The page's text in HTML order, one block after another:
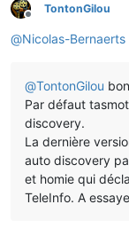
Offline
TontonGilou
@Nicolas-Bernaerts
@TontonGilou
Par défaut
discovery.
La dernière
auto discovery
et homie qui
TeleInfo. A